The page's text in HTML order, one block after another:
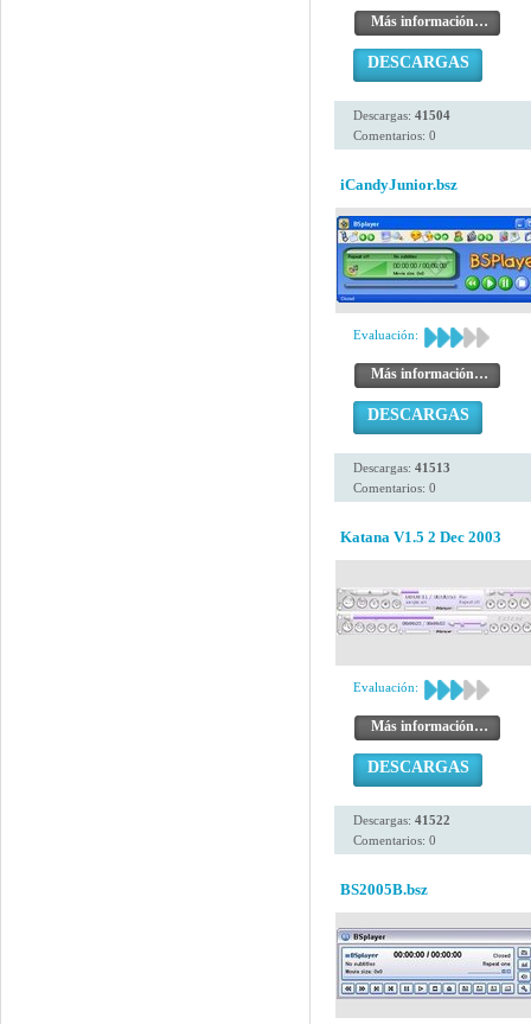
Más información…
DESCARGAS
Descargas: 41504
Comentarios: 0
iCandyJunior.bsz
Evaluación:
Más información…
DESCARGAS
Descargas: 41513
Comentarios: 0
Katana V1.5 2 Dec 2003
Evaluación:
Más información…
DESCARGAS
Descargas: 41522
Comentarios: 0
BS2005B.bsz